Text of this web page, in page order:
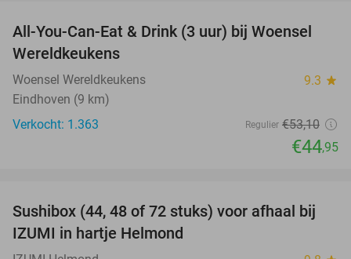
15%
All-You-Can-Eat & Drink (3 uur) bij Woensel
Wereldkeukens
Woensel Wereldkeukens 9.3 star
Eindhoven (9 km)
Verkocht: 1.363
Regulier €53,10
€44,95
45%
Sushibox (44, 48 of 72 stuks) voor afhaal bij
IZUMI in hartje Helmond